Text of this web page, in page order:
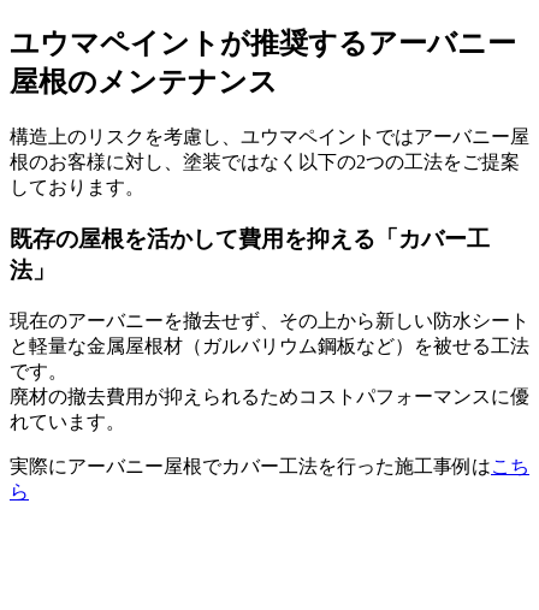
ユウマペイントが推奨するアーバニー
屋根のメンテナンス
構造上のリスクを考慮し、ユウマペイントではアーバニー屋
根のお客様に対し、塗装ではなく以下の2つの工法をご提案
しております。
既存の屋根を活かして費用を抑える「カバー工
法」
現在のアーバニーを撤去せず、その上から新しい防水シート
と軽量な金属屋根材（ガルバリウム鋼板など）を被せる工法
です。
廃材の撤去費用が抑えられるためコストパフォーマンスに優
れています。
実際にアーバニー屋根でカバー工法を行った施工事例はこち
ら